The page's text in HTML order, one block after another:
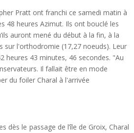
Pratt ont franchi ce samedi matin à
48 heures Azimut. Ils ont bouclé les
auront mené du début à la fin, à la
sur l'orthodromie (17,27 noeuds). Leur
heures 43 minutes, 46 secondes. "Au
Il fallait être en mode
du foiler Charal à l'arrivée
dès le passage de l’île de Groix, Charal